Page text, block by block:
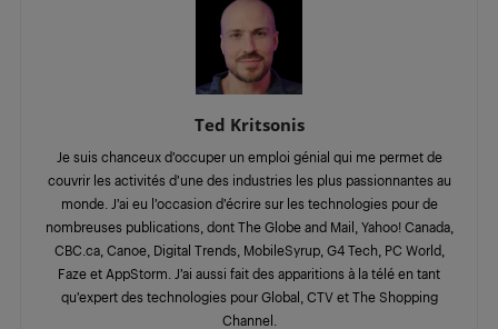
Ted Kritsonis
Je suis chanceux d’occuper un emploi génial qui me permet de
couvrir les activités d’une des industries les plus passionnantes au
monde. J’ai eu l’occasion d’écrire sur les technologies pour de
nombreuses publications, dont The Globe and Mail, Yahoo! Canada,
CBC.ca, Canoe, Digital Trends, MobileSyrup, G4 Tech, PC World,
Faze et AppStorm. J’ai aussi fait des apparitions à la télé en tant
qu’expert des technologies pour Global, CTV et The Shopping
Channel.